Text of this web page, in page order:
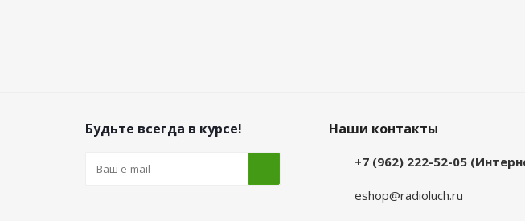
Будьте всегда в курсе! Наши контакты
+7 (962) 222-52-05
eshop@radioluch.ru